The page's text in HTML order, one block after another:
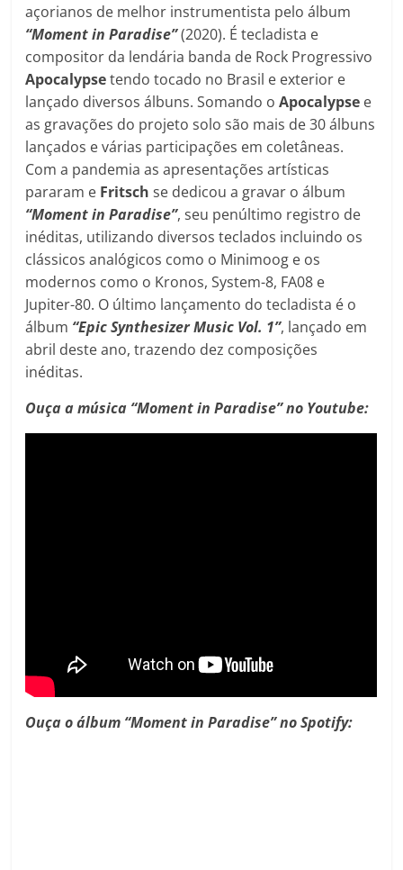
açorianos de melhor instrumentista pelo álbum
“Moment in Paradise”(2020). É tecladista e
compositor da lendária banda de Rock Progressivo
Apocalypsetendo tocado no Brasil e exterior e
lançado diversos álbuns. Somando oApocalypse e
as gravações do projeto solo são mais de 30 álbuns
lançados e várias participações em coletâneas.
Com a pandemia as apresentações artísticas
pararam e Fritsch se dedicou a gravar o álbum
“Moment in Paradise”, seu penúltimo registro de
inéditas, utilizando diversos teclados incluindo os
clássicos analógicos como o Minimoog e os
modernos como o Kronos, System-8, FA08 e
Jupiter-80. O último lançamento do tecladista é o
álbum “Epic Synthesizer Music Vol. 1”, lançado em
abril deste ano, trazendo dez composições
inéditas.
Ouça a música “Moment in Paradise”no Youtube:
Ouça o álbum “Moment in Paradise”no Spotify: